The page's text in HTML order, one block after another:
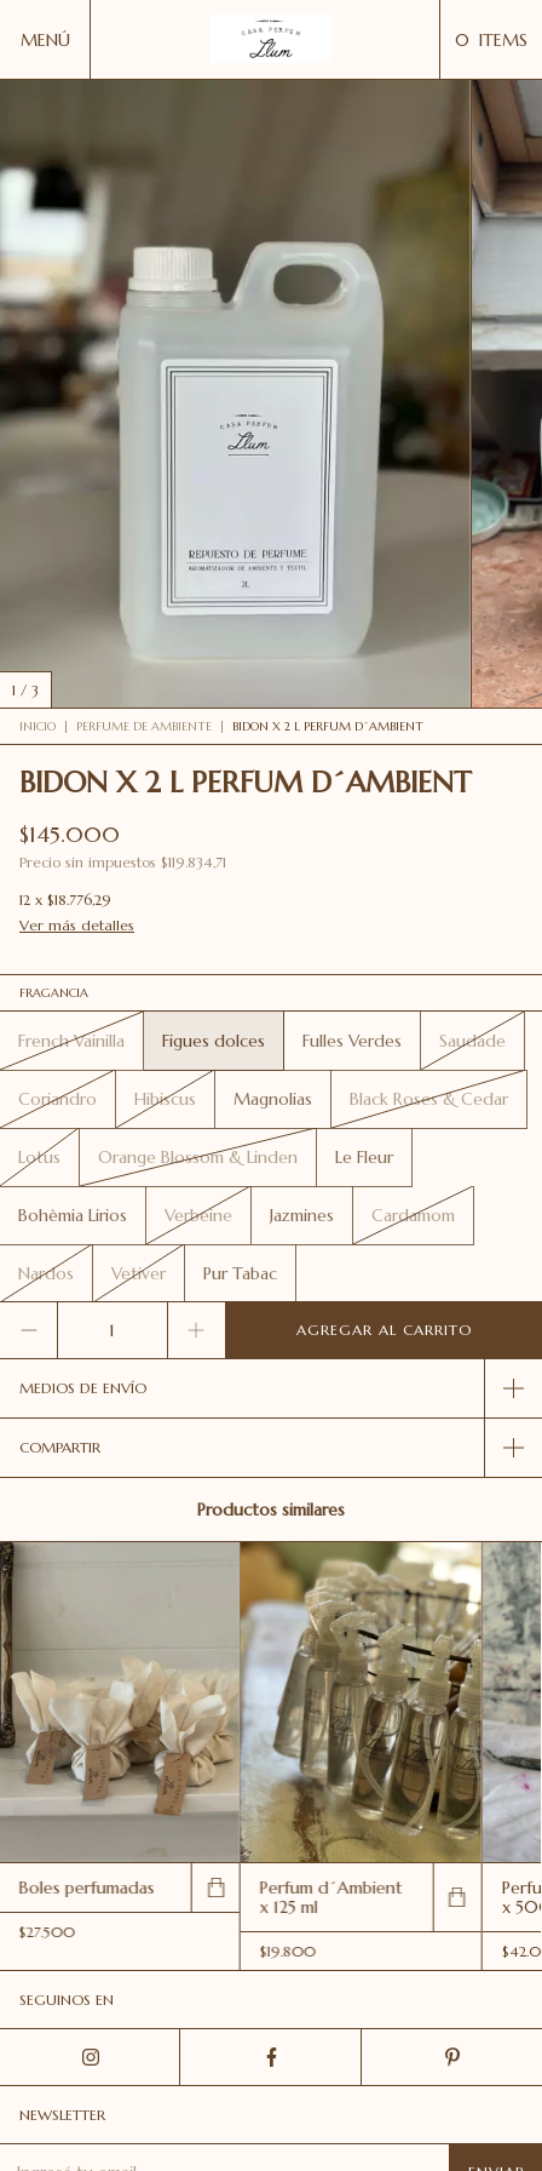
MENÚ 0 ITEMS
1 / 3
INICIO PERFUME DE AMBIENTE BIDON X 2 L PERFUM D´AMBIENT
BIDON X 2 L PERFUM D´AMBIENT
$145.000
Precio sin impuestos $119.834,71
12 x $18.776,29
Ver más detalles
FRAGANCIA
French Vainilla Figues dolces Fulles Verdes Saudade
Coriandro Hibiscus Magnolias Black Roses & Cedar
Lotus Orange Blossom & Linden Le Fleur
Bohèmia Lirios Verbeine Jazmines Cardamom
Nardos Vetiver Pur Tabac
MEDIOS DE ENVÍO
COMPARTIR
Productos similares
Boles perfumadas
$27.500
Perfum d´Ambient
x 125 ml
$19.800
x
SEGUINOS EN
NEWSLETTER